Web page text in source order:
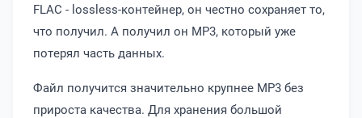
FLAC - lossless-контейнер, он честно сохраняет то,
что получил. А получил он MP3, который уже
потерял часть данных.
Файл получится значительно крупнее MP3 без
прироста качества. Для хранения большой